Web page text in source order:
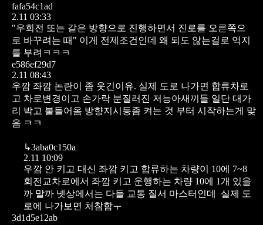
fafa54c1ad
2.11 03:33
"우회전 또는 같은 방향으로 진행하면서 진로를 오른쪽으
로 바꾸려는 때" 이게 전제조건인데 왜 되도 않는걸로 억지
를 부려ㅋㅋㅋ
e586ef29d7
2.11 08:43
우깜 좌깜 논란이 좀 웃긴이유. 실제 도로 나가면 합류차로
고 차로변경이고 손가락 분질러진 저능아새끼들 일단 대가
리 박고 불들어옴 방향지시등좀 켜는 것 부터 시작하는게 맞
음 ㅋㅋ
↳3aba0c150a
2.11 10:09
우깜 안 키고 대신 좌깜 키고 합류하는 차량이 10에 7~8
회전교차로에서 좌깜 키고 운행하는 차량 10에 1개 있을
까 말까 넷상에서는 다들 교통 질서 마스터인데
실제 도
로에 나가보면 처참함ㅜ
3d1d5e12ab